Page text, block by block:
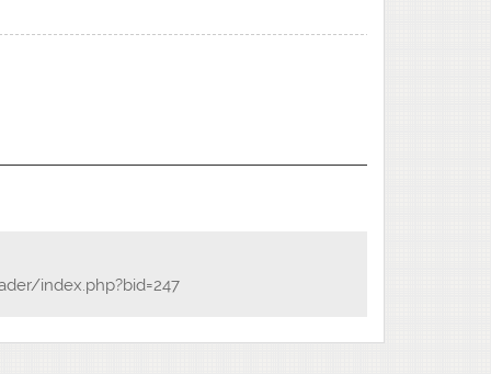
index.php?bid=247